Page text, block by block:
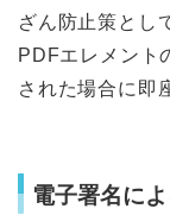
ざん防止策とし
PDFエレメント
された場合に即
電子署名に